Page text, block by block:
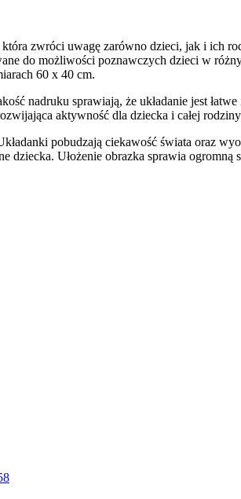
zwróci uwagę zarówno dzieci, jak i ich
do możliwości poznawczych dzieci w
60 x 40 cm.
nadruku sprawiają, że układanie jest
aktywność dla dziecka i całej
pobudzają ciekawość świata oraz
dziecka. Ułożenie obrazka sprawia ogromną